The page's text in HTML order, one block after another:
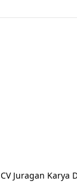
CV Juragan Karya